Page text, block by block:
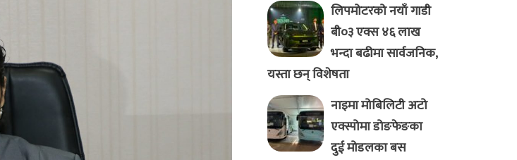
लिपमोटरको नयाँ गाडी
बी०३ एक्स ४६ लाख
भन्दा बढीमा सार्वजनिक,
यस्ता छन् विशेषता
नाइमा मोबिलिटी अटो
एक्स्पोमा डोङफेङका
दुई मोडलका बस